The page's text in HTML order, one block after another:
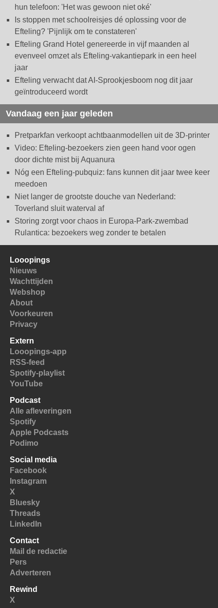
hun telefoon: 'Het was gewoon niet oké'
Is stoppen met schoolreisjes dé oplossing voor de
Efteling? 'Pijnlijk om te constateren'
Efteling Grand Hotel genereerde in vijf maanden al
evenveel omzet als Efteling-vakantiepark in een heel
jaar
Efteling verwacht dat AI-Sprookjesboom nog dit jaar
geïntroduceerd wordt
Vandaag een jaar geleden
Pretparkfan verkoopt achtbaanmodellen uit de 3D-printer
Video: Efteling-bezoekers zien geen hand voor ogen
door dichte mist bij Aquanura
Nóg een Efteling-pubquiz: fans kunnen dit jaar twee keer
meedoen
Niet langer de grootste douche van Nederland:
Toverland sluit waterval af
Storing zorgt voor chaos in Europa-Park-zwembad
Rulantica: bezoekers weg zonder te betalen
Looopings
Nieuws
Wachttijden
Webshop
About
Voorkeuren
Privacy
Extern
Looopings-app
RSS-feed
Spotify-playlist
YouTube
Podcast
Alle afleveringen
Spotify
Apple Podcasts
Podimo
Social media
Facebook
Instagram
X
Bluesky
Threads
LinkedIn
Contact
Mail de redactie
Pers
Adverteren
Rewind
X